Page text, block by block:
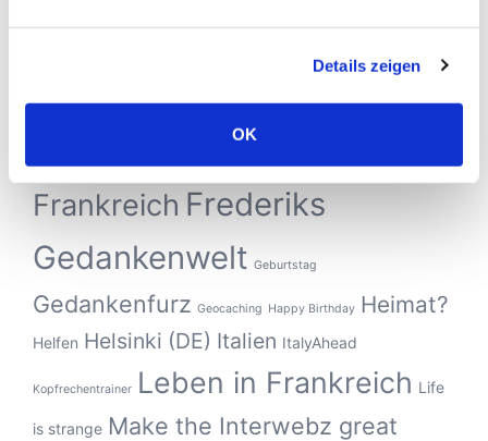
Details zeigen
OK
#Hashtags
Clown
Frankreich Frederiks
Gedankenwelt Geburtstag
Gedankenfurz Geocaching Happy Birthday Heimat?
Helfen Helsinki (DE) Italien ItalyAhead
Kopfrechentrainer Leben in Frankreich Life
is strange Make the Interwebz great